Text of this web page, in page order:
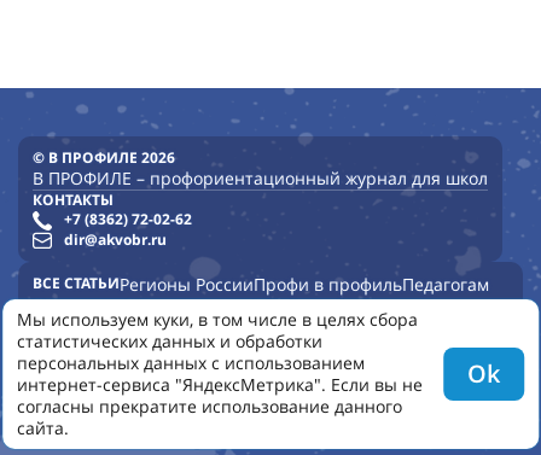
© В ПРОФИЛЕ 2026
В ПРОФИЛЕ – профориентационный журнал для школ
КОНТАКТЫ
+7 (8362) 72-02-62
dir@akvobr.ru
ВСЕ СТАТЬИРегионы РоссииПрофи в профильПедагогам
Опыт школОпыт регионовПрофурокОпыт детских садов
УНИВЕРСИТЕТЫ КОЛЛЕДЖИ ВСЕ НОМЕРА
НОВОСТИ
ПОЛЬЗОВАТЕЛЬСКОЕ СОГЛАШЕНИЕКОНФИДЕНЦИАЛЬНОСТЬ
О НАС
Мы используем куки, в том числе в целях сбора
статистических данных и обработки
персональных данных с использованием
интернет-сервиса "ЯндексМетрика". Если вы не
согласны прекратите использование данного
сайта.
Ok